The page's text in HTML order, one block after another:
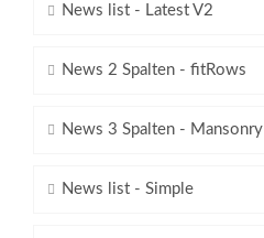
News list - Latest V2
News 2 Spalten - fitRows
News 3 Spalten - Mansonry
News list - Simple